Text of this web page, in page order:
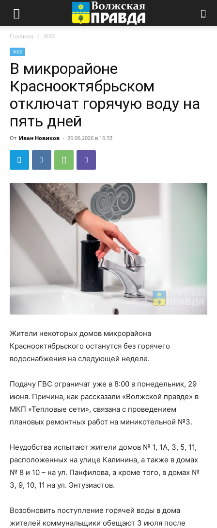
Главная ЖКХ
ЖКХ
В микрорайоне
Краснооктябрьском
отключат горячую воду на
пять дней
От Иван Новиков - 26.06.2026 в 16:33
Жители некоторых домов микрорайона
Краснооктябрьского останутся без горячего
водоснабжения на следующей неделе.
Подачу ГВС ограничат уже в 8:00 в понедельник, 29
июня. Причина, как рассказали «Волжской правде» в
МКП «Тепловые сети», связана с проведением
плановых ремонтных работ на миникотельной №3.
Неудобства испытают жители домов № 1, 1А, 3, 5, 11,
расположенных на улице Калинина, а также в домах
№ 8 и 10 – на ул. Панфилова, а кроме того, в домах №
3, 9, 10, 11 на ул. Энтузиастов.
Возобновить поступление горячей воды в дома
жителей коммунальщики обещают 3 июля после